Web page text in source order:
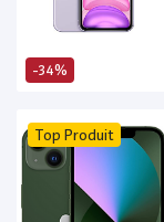
-34%
Top Produit